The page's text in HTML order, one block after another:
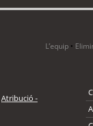
L’equip •
Atribució -